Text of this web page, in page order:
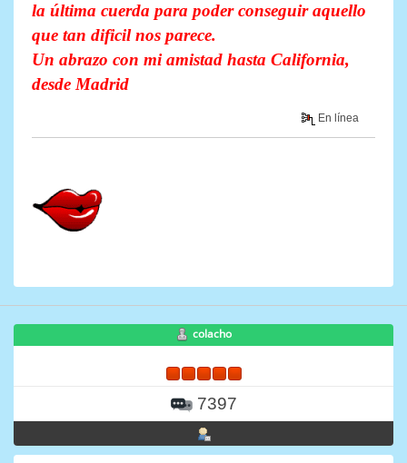
la última cuerda para poder conseguir aquello
que tan dificil nos parece.
Un abrazo con mi amistad hasta California,
desde Madrid
En línea
colacho
7397